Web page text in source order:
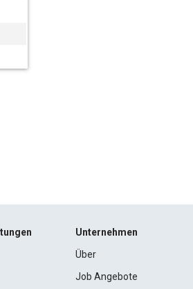
Unternehmen
Über
Job Angebote